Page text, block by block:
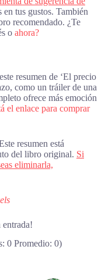
en tus gustos. También
recomendado. ¿Te
o ahora?
resumen de ‘El precio
como un tráiler de una
ofrece más emoción
el enlace para comprar
resumen está
del libro original. Si
eliminarla,
entrada!
0Promedio: 0)